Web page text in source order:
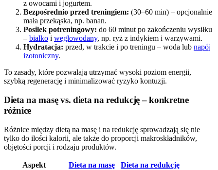
z owocami i jogurtem.
Bezpośrednio przed treningiem: (30–60 min) – opcjonalnie
mała przekąska, np. banan.
Posiłek potreningowy: do 60 minut po zakończeniu wysiłku
– białko i węglowodany, np. ryż z indykiem i warzywami.
Hydratacja: przed, w trakcie i po treningu – woda lub napój
izotoniczny.
To zasady, które pozwalają utrzymać wysoki poziom energii,
szybką regenerację i minimalizować ryzyko kontuzji.
Dieta na masę vs. dieta na redukcję – konkretne
różnice
Różnice między dietą na masę i na redukcję sprowadzają się nie
tylko do ilości kalorii, ale także do proporcji makroskładników,
objętości porcji i rodzaju produktów.
Aspekt Dieta na masę
Dieta na redukcję